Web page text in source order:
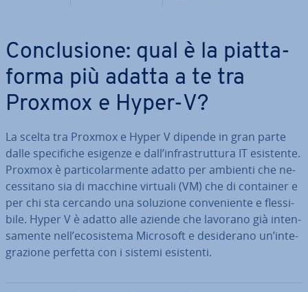
Con­clu­sio­ne: qual è la piat­ta­
for­ma più adatta a te tra
Proxmox e Hyper-V?
La scelta tra Proxmox e Hyper V dipende in gran parte
dalle spe­ci­fi­che esigenze e dall’in­fra­strut­tu­ra IT esistente.
Proxmox è par­ti­co­lar­men­te adatto per ambienti che ne­
ces­si­ta­no sia di macchine virtuali (VM) che di container e
per chi sta cercando una soluzione con­ve­nien­te e fles­si­
bi­le. Hyper V è adatto alle aziende che lavorano già in­ten­
sa­men­te nell’eco­si­ste­ma Microsoft e de­si­de­ra­no un’in­te­
gra­zio­ne perfetta con i sistemi esistenti.